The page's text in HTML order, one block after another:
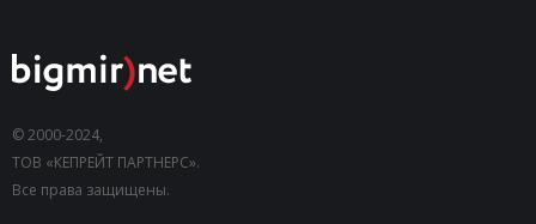
© 2000-2024,
ТОВ «КЕПРЕЙТ ПАРТНЕРС».
Все права защищены.